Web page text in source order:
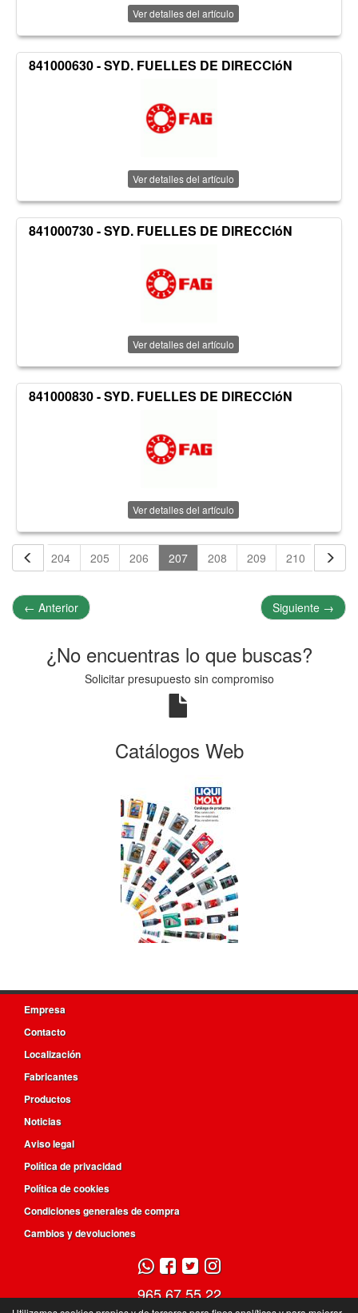
Ver detalles del artículo
841000630 - SYD. FUELLES DE DIRECCIóN
Ver detalles del artículo
841000730 - SYD. FUELLES DE DIRECCIóN
Ver detalles del artículo
841000830 - SYD. FUELLES DE DIRECCIóN
Ver detalles del artículo
203 204 205 206 207 208 209 210 211
← Anterior Siguiente →
¿No encuentras lo que buscas?
Solicitar presupuesto sin compromiso
Catálogos Web
Empresa
Contacto
Localización
Fabricantes
Productos
Noticias
Aviso legal
Política de privacidad
Política de cookies
Condiciones generales de compra
Cambios y devoluciones
965 67 55 22